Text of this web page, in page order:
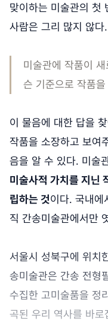
맞이하는 미술관의 첫
사람은 그리 많지 않다.
미술관에 작품이
슨 기준으로 작품
이 물음에 대한 답을
작품을 소장하고 보여
음을 알 수 있다. 미술
미술사적 가치를 지닌
립하는 것이다. 국내에
직 간송미술관에서만
서울시 성북구에 위치
송미술관은 간송 전
수집한 고미술품을 정
곡된 우리 역사를 바